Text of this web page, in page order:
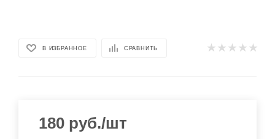
В ИЗБРАННОЕ СРАВНИТЬ
180 руб./шт